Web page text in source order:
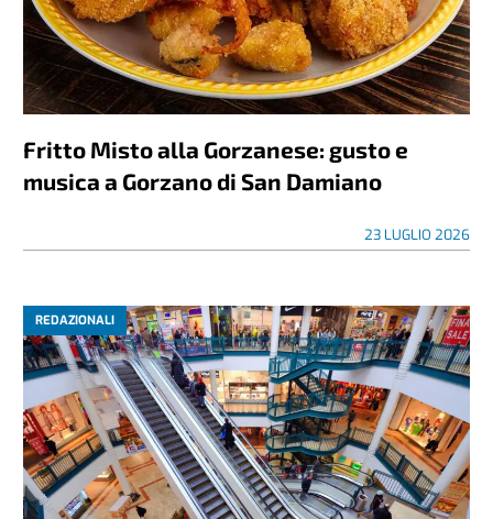
Fritto Misto alla Gorzanese: gusto e
musica a Gorzano di San Damiano
23 LUGLIO 2026
REDAZIONALI